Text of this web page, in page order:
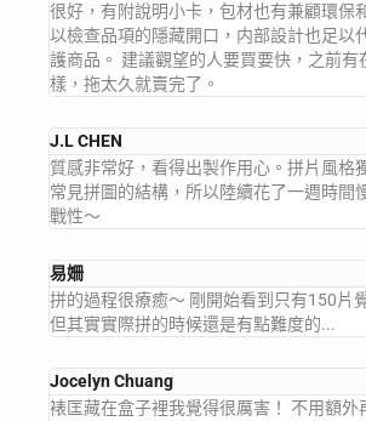
很好，有附說明小卡，包材也有兼顧環保
以檢查品項的隱藏開口，内部設計也足以
護商品。 建議觀望的人要買要快，之前有
樣，拖太久就賣完了。
J.L CHEN
質感非常好，看得出製作用心。拼片風格
常見拼圖的結構，所以陸續花了一週時間
戰性～
易姍
拼的過程很療癒～ 剛開始看到只有150片
但其實實際拼的時候還是有點難度的...
Jocelyn Chuang
裱匡藏在盒子裡我覺得很厲害！ 不用額外